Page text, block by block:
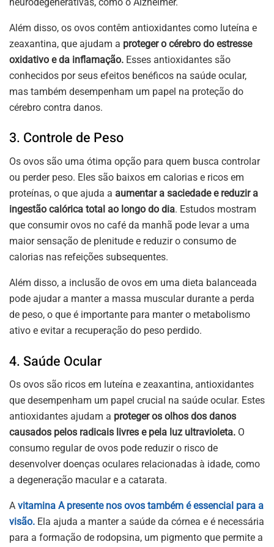
Além disso, os ovos contêm antioxidantes como luteína e
zeaxantina, que ajudam a proteger o cérebro do estresse
oxidativo e da inflamação. Esses antioxidantes são
conhecidos por seus efeitos benéficos na saúde ocular,
mas também desempenham um papel na proteção do
cérebro contra danos.
3. Controle de Peso
Os ovos são uma ótima opção para quem busca controlar
ou perder peso. Eles são baixos em calorias e ricos em
proteínas, o que ajuda a aumentar a saciedade e reduzir a
ingestão calórica total ao longo do dia. Estudos mostram
que consumir ovos no café da manhã pode levar a uma
maior sensação de plenitude e reduzir o consumo de
calorias nas refeições subsequentes.
Além disso, a inclusão de ovos em uma dieta balanceada
pode ajudar a manter a massa muscular durante a perda
de peso, o que é importante para manter o metabolismo
ativo e evitar a recuperação do peso perdido.
4. Saúde Ocular
Os ovos são ricos em luteína e zeaxantina, antioxidantes
que desempenham um papel crucial na saúde ocular. Estes
antioxidantes ajudam a proteger os olhos dos danos
causados pelos radicais livres e pela luz ultravioleta. O
consumo regular de ovos pode reduzir o risco de
desenvolver doenças oculares relacionadas à idade, como
a degeneração macular e a catarata.
A vitamina A presente nos ovos também é essencial para a
visão. Ela ajuda a manter a saúde da córnea e é necessária
para a formação de rodopsina, um pigmento que permite a